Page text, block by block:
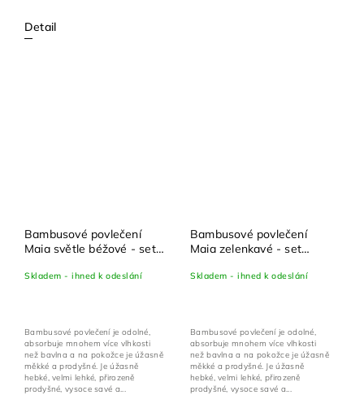
Detail
Bambusové povlečení
Maia světle béžové - set
Skladem - ihned k odeslání
Bambusové povlečení je odolné,
absorbuje mnohem více vlhkosti
než bavlna a na pokožce je úžasně
měkké a prodyšné. Je úžasně
hebké, velmi lehké, přirozeně
prodyšné, vysoce savé a...
Bambusové povlečení
Maia zelenkavé - set
Skladem - ihned k odeslání
Bambusové povlečení je odolné,
absorbuje mnohem více vlhkosti
než bavlna a na pokožce je úžasně
měkké a prodyšné. Je úžasně
hebké, velmi lehké, přirozeně
prodyšné, vysoce savé a...